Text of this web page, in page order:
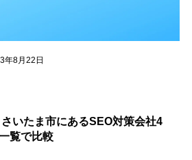
年8月22日
さいたま市にあるSEO対策会社4
覧で比較